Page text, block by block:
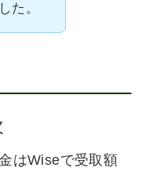
た。
はWiseで受取額